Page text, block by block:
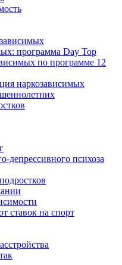
программа Day Top
по программе 12
наркозависимых
депрессивного психоза
ставок на спорт